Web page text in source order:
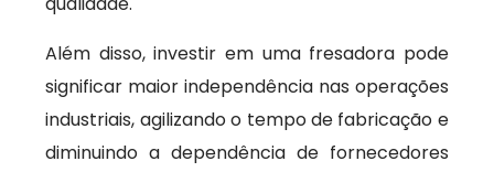
Além disso, investir em uma fresadora pode
significar maior independência nas operações
industriais, agilizando o tempo de fabricação e
diminuindo a dependência de fornecedores